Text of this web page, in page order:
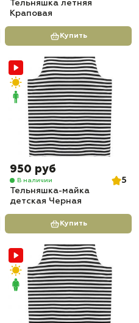
Тельняшка летняя
Краповая
Купить
950 руб
В наличии
5
Тельняшка-майка
детская Черная
Купить